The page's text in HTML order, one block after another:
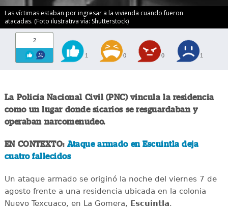
Las víctimas estaban por ingresar a la vivienda cuando fueron
atacadas. (Foto ilustrativa vía: Shutterstock)
2
1 0 0 1
La Policía Nacional Civil (PNC) vincula la residencia
como un lugar donde sicarios se resguardaban y
operaban narcomenudeo.
EN CONTEXTO: Ataque armado en Escuintla deja
cuatro fallecidos
Un ataque armado se originó la noche del viernes 7 de
agosto frente a una residencia ubicada en la colonia
Nuevo Texcuaco, en La Gomera, Escuintla.